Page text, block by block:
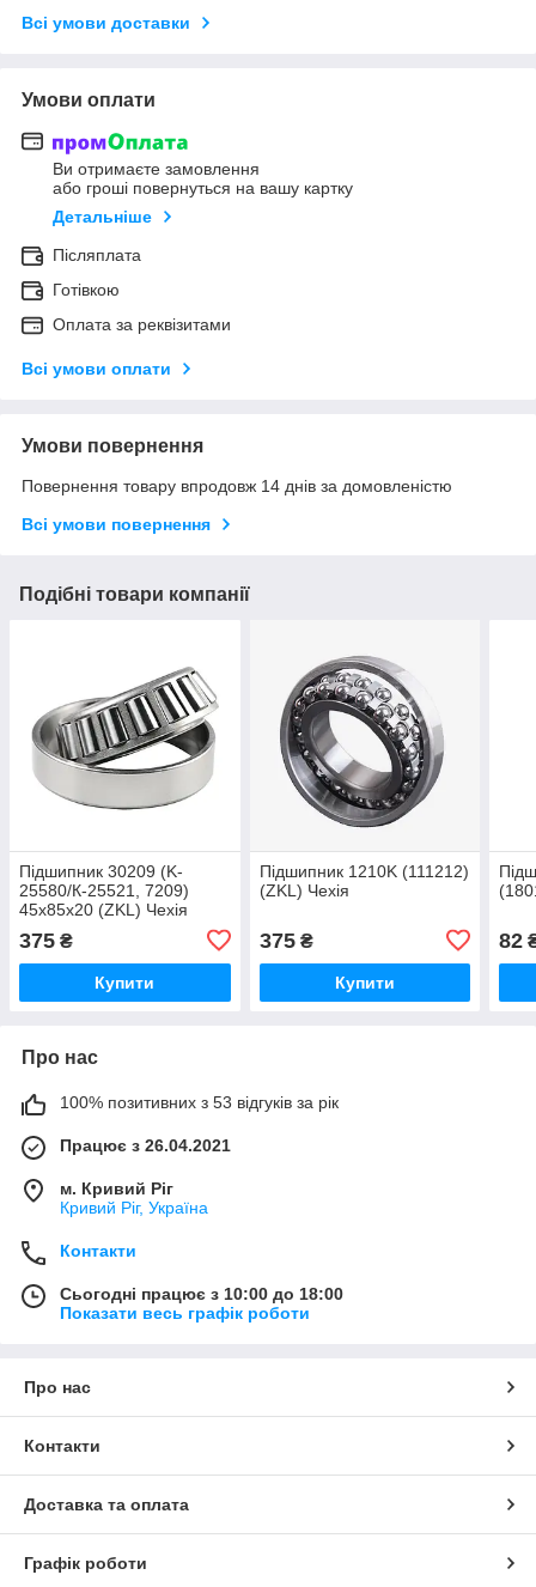
Всі умови доставки
Умови оплати
Ви отримаєте замовлення
або гроші повернуться на вашу картку
Детальніше
Післяплата
Готівкою
Оплата за реквізитами
Всі умови оплати
Умови повернення
Повернення товару впродовж 14 днів за домовленістю
Всі умови повернення
Подібні товари компанії
Підшипник 30209 (K-
25580/К-25521, 7209)
45х85х20 (ZKL) Чехія
375 ₴
Купити
Підшипник 1210K (111212)
(ZKL) Чехія
375₴
Купити
82
Про нас
100% позитивних з 53 відгуків за рік
Працює з 26.04.2021
м. Кривий Ріг
Кривий Ріг, Україна
Контакти
Сьогодні працює з 10:00 до 18:00
Показати весь графік роботи
Про нас
Контакти
Доставка та оплата
Графік роботи